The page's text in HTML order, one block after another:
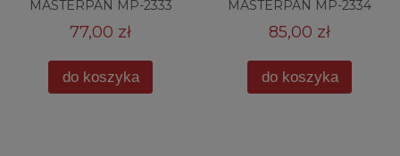
MASTERPAN MP-2333
77,00 zł
do koszyka
MASTERPAN MP-2334
85,00 zł
do koszyka